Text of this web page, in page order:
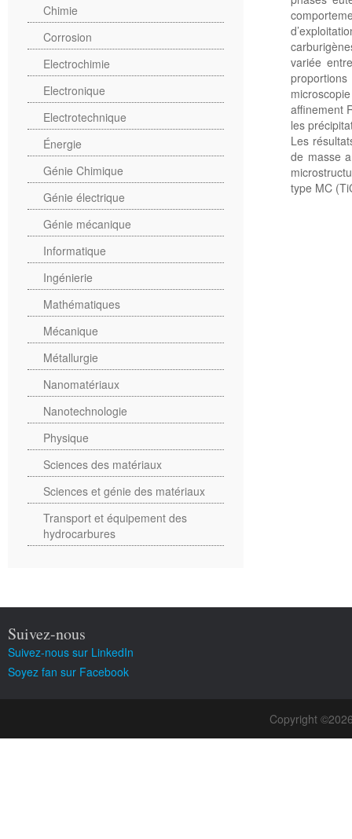
variée
affinement
les
Les
de masse
type MC
Chimie
Corrosion
Electrochimie
Electronique
Electrotechnique
Énergie
Génie Chimique
Génie électrique
Génie mécanique
Informatique
Ingénierie
Mathématiques
Mécanique
Métallurgie
Nanomatériaux
Nanotechnologie
Physique
Sciences des matériaux
Sciences et génie des matériaux
Transport et équipement des
hydrocarbures
Suivez-nous
Suivez-nous sur LinkedIn
Soyez fan sur Facebook
Copyright